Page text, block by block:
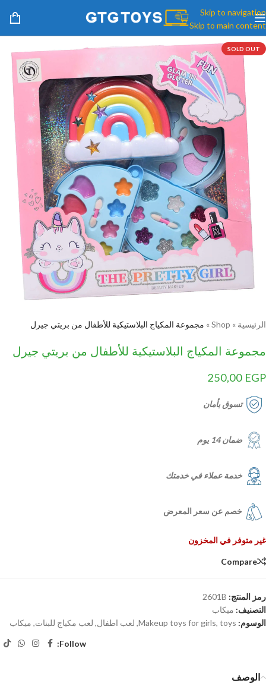
Skip to navigation
Skip to main content
SOLD OUT
الرئيسية »
Shop
» مجموعة المكياج البلاستيكية للأطفال من بريتي جيرل
مجموعة المكياج البلاستيكية للأطفال من بريتي جيرل
250,00 EGP
تسوق بأمان
ضمان 14 يوم
خدمة عملاء في خدمتك
خصم عن سعر المعرض
غير متوفر في المخزون
Compare
رمز المنتج: 2601B
التصنيف: ميكاب
الوسوم:
Makeup toys for girls, toys
, لعب اطفال, لعب مكياج للبنات, ميكاب
Follow:
الوصف